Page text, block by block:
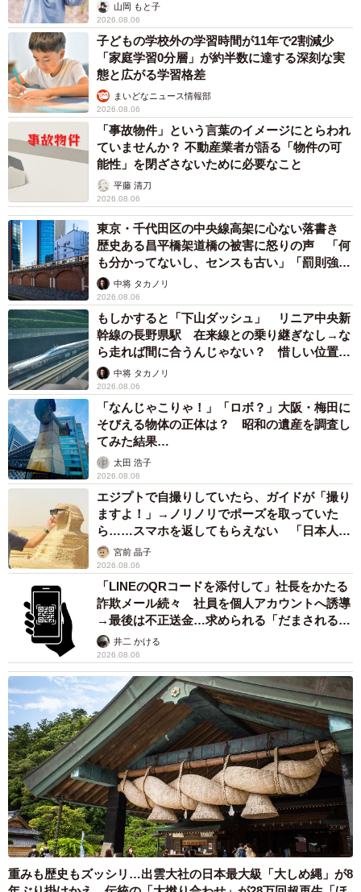
山岡 もと子
2026.08.06
子どもの学校外の学習時間が11年で2割減少
「家庭学習0分層」が約半数に達する深刻な実
態と広がる学習格差
まいどなニュース情報部
2026.08.06
「事故物件」という言葉のイメージにとらわれ
ていませんか？ 不動産業者が語る「物件の可
能性」を閉ざさないために必要なこと
平藤 清刀
2026.08.06
東京・千代田区の中央線高架に心ない落書き
歴史ある昌平橋架道橋の被害に怒りの声 「何
も分かってないし、センスも古い」「罰則強化
して」中将 タカノリ
2026.08.06
もしかすると「下山ダッシュ」 リニア中央新
幹線の長野県駅 在来線との乗り継ぎなし→な
ら走れば間に合うんじゃない？ 惜しい位置関
係が反響
中将 タカノリ
2026.08.06
「なんじゃこりゃ！」「ロボ？」大阪・梅田に
そびえる物体の正体は？ 昭和の遺産を調査し
てみた結果…
太田 浩子
2026.08.06
エジプトで自撮りしていたら、ガイドが「撮り
ますよ！」→ノリノリでポーズを取っていた
ら……スマホを返してもらえない 「日本人は
カモ代表かも」「私は6時間で3万円払った」
宮前 晶子
2026.08.06
「LINEのQRコードを添付して」社長をかたる
詐欺メール続々 社員を個人アカウントへ誘導
→最後は不正送金…求められる「だまされる前
提」の対策
井二 かける
2026.08.06
重みも歴史もズッシリ…出雲大社の日本最大級「大しめ縄」が8